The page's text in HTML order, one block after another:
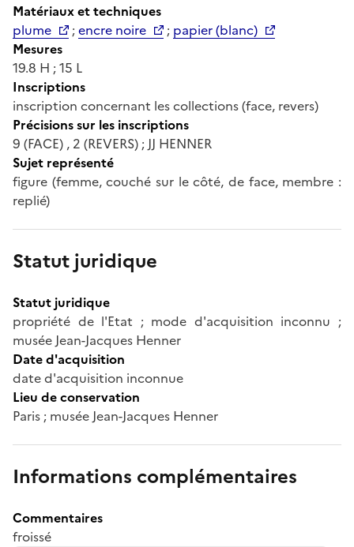
Matériaux et techniques
plume
;encre noire ; papier (blanc)
Mesures
19.8 H ; 15 L
Inscriptions
inscription concernant les collections (face, revers)
Précisions sur les inscriptions
9 (FACE) , 2 (REVERS) ; JJ HENNER
Sujet représenté
figure (femme, couché sur le côté, de face, membre :
replié)
Statut juridique
Statut juridique
propriété de l'Etat ; mode d'acquisition inconnu ;
musée Jean-Jacques Henner
Date d'acquisition
date d'acquisition inconnue
Lieu de conservation
Paris ; musée Jean-Jacques Henner
Informations complémentaires
Commentaires
froissé